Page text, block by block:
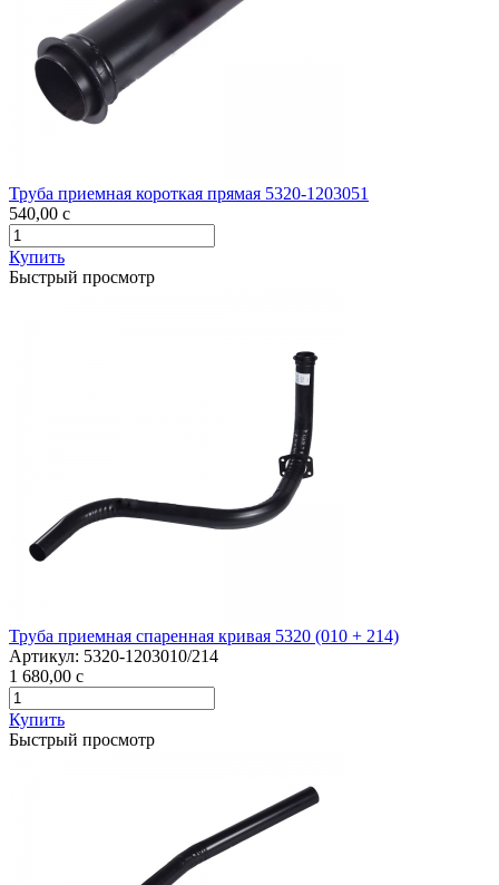
Труба приемная короткая прямая 5320-1203051
540,00 c
Купить
Быстрый просмотр
Труба приемная спаренная кривая 5320 (010 + 214)
Артикул: 5320-1203010/214
1 680,00 c
Купить
Быстрый просмотр